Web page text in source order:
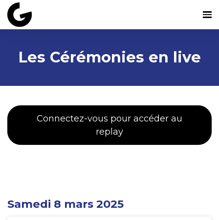
Les Cérémonies en live
Connectez-vous pour accéder au
replay
Samedi 8 mars 2025